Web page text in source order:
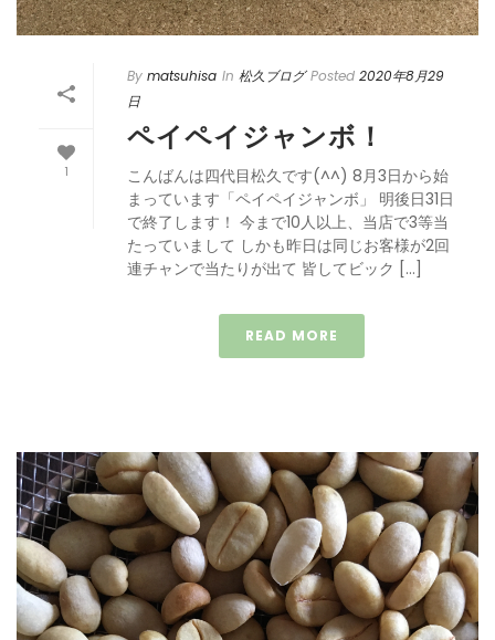
1
By matsuhisa In 松久ブログ Posted 2020年8月29
日
ペイペイジャンボ！
こんばんは四代目松久です(^^) 8月3日から始
まっています「ペイペイジャンボ」 明後日31日
で終了します！ 今まで10人以上、当店で3等当
たっていまして しかも昨日は同じお客様が2回
連チャンで当たりが出て 皆してビック […]
READ MORE